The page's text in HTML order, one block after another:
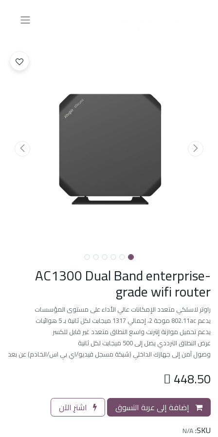
AC1300 Dual Band enterprise-
grade wifi router
راوتر لاسلكي متعدد الإمكانات عالي الأداء على مستوى المؤسسات
يدعم 802.11ac موجة 2، إجمالي 1317 ميجابت لكل ثانية بـ 5 هوائيات
يدعم تحميل موازنة إنترنت واسع النطاق متعدد غير قابل للكسر
عرض النطاق الترددي يصل إلى 500 ميجابت لكل ثانية
وصول آمن إلى جهازك الداخلي (شبكة مسجل فيديو/اي بي اس/الخادم) عن بعد
448.50
إضافة إلى عربة التسوق
اشترِ الآن
SKU:
N/A